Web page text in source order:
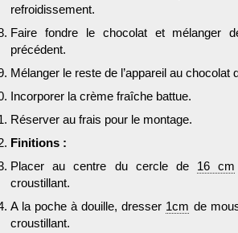
refroidissement.
Faire fondre le chocolat et mélanger
précédent.
Mélanger le reste de l’appareil au chocolat
Incorporer la crème fraîche battue.
Réserver au frais pour le montage.
Finitions :
Placer au centre du cercle de 16 cm
croustillant.
A la poche à douille, dresser 1cm de
croustillant.